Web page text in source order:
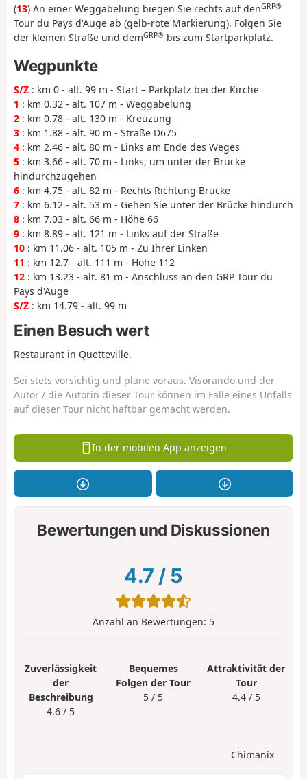
(13) An einer Weggabelung biegen Sie rechts auf denGRP®
Tour du Pays d'Auge ab (gelb-rote Markierung). Folgen Sie
der kleinen Straße und demGRP® bis zum Startparkplatz.
Wegpunkte
S/Z : km 0 - alt. 99 m - Start – Parkplatz bei der Kirche
1 : km 0.32 - alt. 107 m - Weggabelung
2 : km 0.78 - alt. 130 m - Kreuzung
3 : km 1.88 - alt. 90 m - Straße D675
4 : km 2.46 - alt. 80 m - Links am Ende des Weges
5 : km 3.66 - alt. 70 m - Links, um unter der Brücke
hindurchzugehen
6 : km 4.75 - alt. 82 m - Rechts Richtung Brücke
7 : km 6.12 - alt. 53 m - Gehen Sie unter der Brücke hindurch
8 : km 7.03 - alt. 66 m - Höhe 66
9 : km 8.89 - alt. 121 m - Links auf der Straße
10 : km 11.06 - alt. 105 m - Zu Ihrer Linken
11 : km 12.7 - alt. 111 m - Höhe 112
12 : km 13.23 - alt. 81 m - Anschluss an den GRP Tour du
Pays d'Auge
S/Z : km 14.79 - alt. 99 m
Einen Besuch wert
Restaurant in Quetteville.
Sei stets vorsichtig und plane voraus. Visorando und der
Autor / die Autorin dieser Tour können im Falle eines Unfalls
auf dieser Tour nicht haftbar gemacht werden.
In der mobilen App anzeigen
Bewertungen und Diskussionen
4.7 / 5
Anzahl an Bewertungen: 5
Zuverlässigkeit
der
Beschreibung
4.6 / 5
Bequemes
Folgen der Tour
5 / 5
Attraktivität der
Tour
4.4 / 5
Chimanix